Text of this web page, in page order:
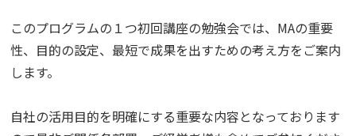
このプログラムの１つ初回講座の勉強会では、MAの重要
性、目的の設定、最短で成果を出すための考え方をご案内
します。
自社の活用目的を明確にする重要な内容となっております